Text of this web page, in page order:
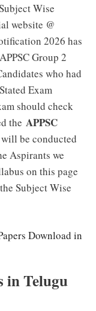
Wise
website @
2026 has
Group 2
who had
Exam
should check
the APPSC
be conducted
Aspirants we
on this page
Subject Wise
Download in
in Telugu